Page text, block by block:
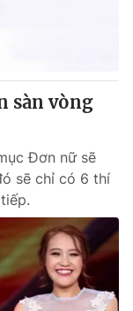
bằng AI
sàn vòng
Đơn nữ sẽ
sẽ chỉ có 6 thí